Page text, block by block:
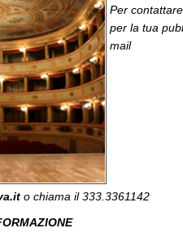
Per
per la tua
mail
o chiama il 333.3361142